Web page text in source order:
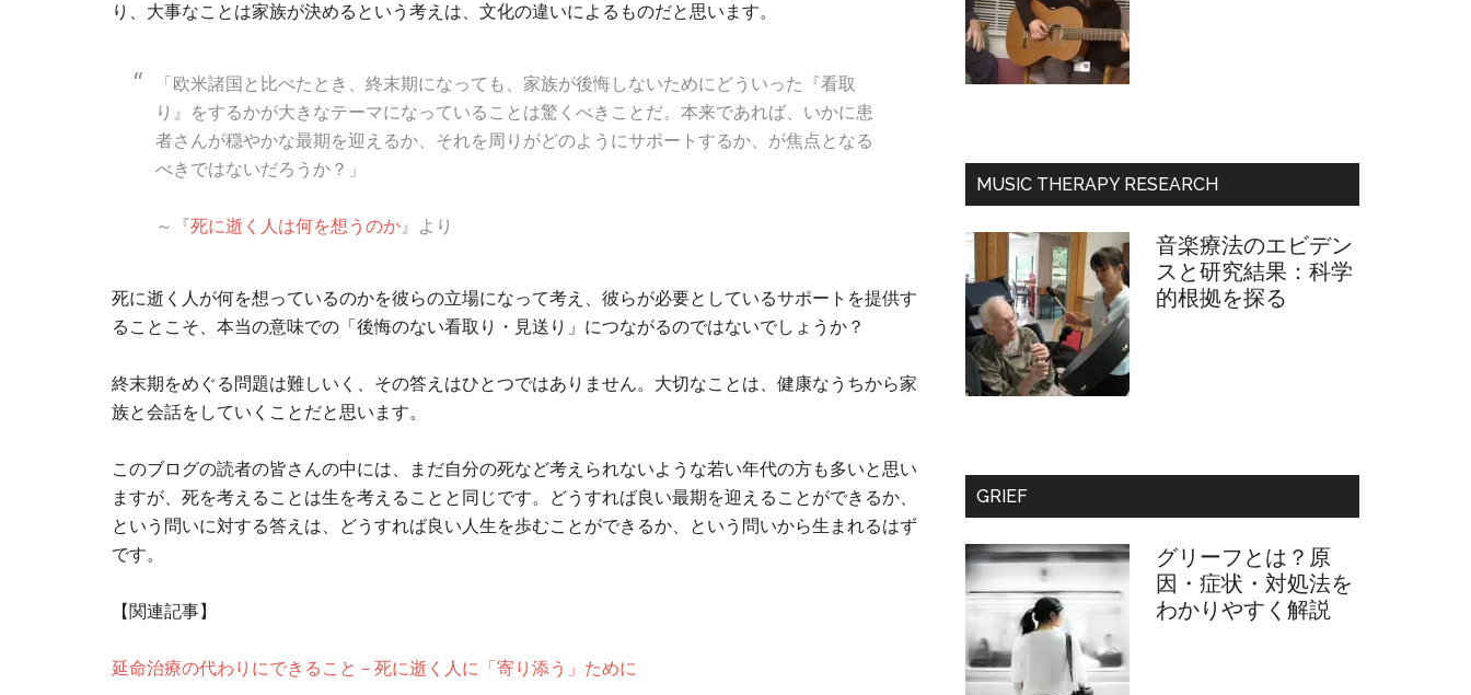
り、大事なことは家族が決めるという考えは、文化の違いによるものだと思います。
「欧米諸国と比べたとき、終末期になっても、家族が後悔しないためにどういった『看取
り』をするかが大きなテーマになっていることは驚くべきことだ。本来であれば、いかに患
者さんが穏やかな最期を迎えるか、それを周りがどのようにサポートするか、が焦点となる
べきではないだろうか？」
～『死に逝く人は何を想うのか』より
死に逝く人が何を想っているのかを彼らの立場になって考え、彼らが必要としているサポートを提供す
ることこそ、本当の意味での「後悔のない看取り・見送り」につながるのではないでしょうか？
終末期をめぐる問題は難しいく、その答えはひとつではありません。大切なことは、健康なうちから家
族と会話をしていくことだと思います。
このブログの読者の皆さんの中には、まだ自分の死など考えられないような若い年代の方も多いと思い
ますが、死を考えることは生を考えることと同じです。どうすれば良い最期を迎えることができるか、
という問いに対する答えは、どうすれば良い人生を歩むことができるか、という問いから生まれるはず
です。
【関連記事】
延命治療の代わりにできること－死に逝く人に「寄り添う」ために
MUSIC THERAPY RESEARCH
音楽療法のエビデン
スと研究結果：科学
的根拠を探る
GRIEF
グリーフとは？原
因・症状・対処法を
わかりやすく解説